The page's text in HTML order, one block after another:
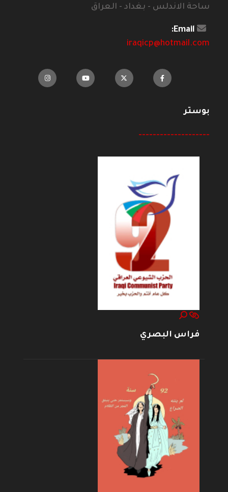
ساحة الاندلس - بغداد - العراق
Email:
iraqicp@hotmail.com
بوستر
--------------------
فراس البصري